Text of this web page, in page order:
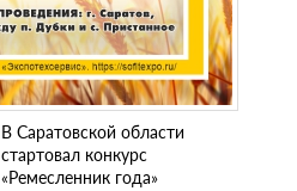
В Саратовской области
стартовал конкурс
«Ремесленник года»